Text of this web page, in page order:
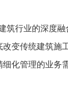
筑行业的深度
变传统建筑施
化管理的业务